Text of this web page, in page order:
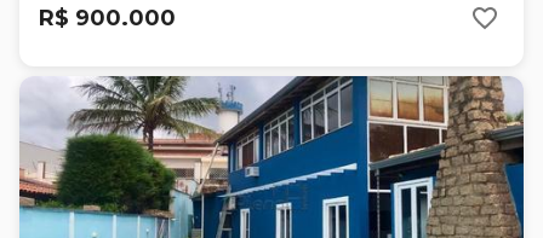
R$ 900.000